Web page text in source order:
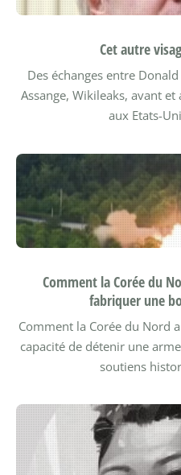
Cet autre
Des échanges entre
Assange, Wikileaks, avant
aux Etats-
Comment la Corée du
fabriquer une
Comment la Corée du Nord
capacité de détenir une
soutiens